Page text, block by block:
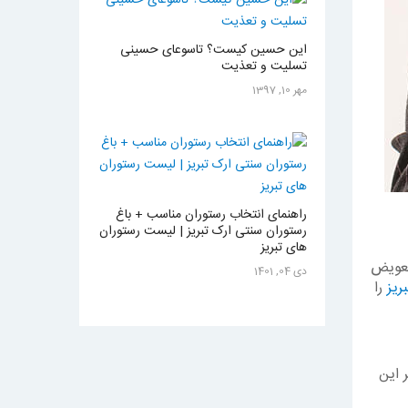
را
این
این حسین کیست؟ تاسوعای حسینی
تسلیت و تعذیت
مهر 10, 1397
راهنمای انتخاب رستوران مناسب + باغ
رستوران سنتی ارک تبریز | لیست رستوران
های تبریز
دی 04, 1401